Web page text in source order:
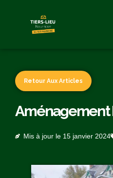
Retour Aux Articles
Aménagement
Mis à jour le 15 janvier 2024